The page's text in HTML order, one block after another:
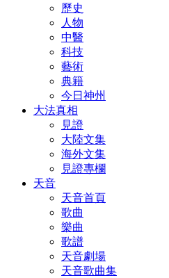
歷史
人物
中醫
科技
藝術
典籍
今日神州
大法真相
見證
大陸文集
海外文集
見證專欄
天音
天音首頁
歌曲
樂曲
歌譜
天音劇場
天音歌曲集